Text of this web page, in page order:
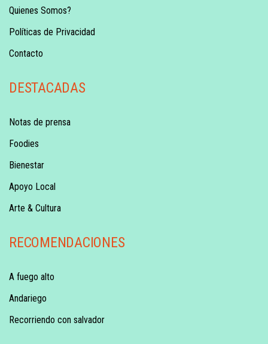
Quienes Somos?
Políticas de Privacidad
Contacto
DESTACADAS
Notas de prensa
Foodies
Bienestar
Apoyo Local
Arte & Cultura
RECOMENDACIONES
A fuego alto
Andariego
Recorriendo con salvador